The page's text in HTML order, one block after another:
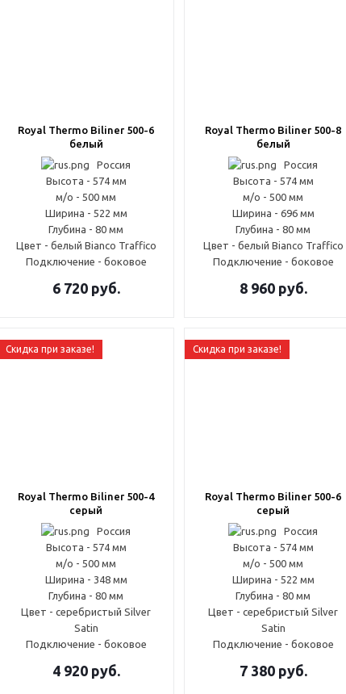
Royal Thermo Biliner 500-6
белый
Россия
Высота - 574 мм
м/о - 500 мм
Ширина - 522 мм
Глубина - 80 мм
Цвет - белый Bianco Traffico
Подключение - боковое
6 720руб.
Royal Thermo Biliner 500-8
белый
Россия
Высота - 574 мм
м/о - 500 мм
Ширина - 696 мм
Глубина - 80 мм
Цвет - белый Bianco Traffico
Подключение - боковое
8 960руб.
Скидка при заказе!
Royal Thermo Biliner 500-4
серый
Россия
Высота - 574 мм
м/о - 500 мм
Ширина - 348 мм
Глубина - 80 мм
Цвет - серебристый Silver
Satin
Подключение - боковое
4 920руб.
Скидка при заказе!
Royal Thermo Biliner 500-6
серый
Россия
Высота - 574 мм
м/о - 500 мм
Ширина - 522 мм
Глубина - 80 мм
Цвет - серебристый Silver
Satin
Подключение - боковое
7 380руб.